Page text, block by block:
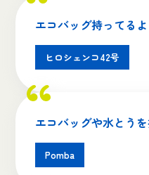
エコバッグ持ってるよ
ヒロシェンコ42号
エコバッグや水とう
Pomba